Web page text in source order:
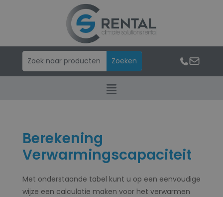
Berekening
Verwarmingscapaciteit
Met onderstaande tabel kunt u op een eenvoudige
wijze een calculatie maken voor het verwarmen